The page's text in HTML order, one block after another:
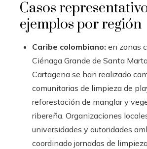
Casos
ejemplos por región
Caribe colombiano: en zonas
Ciénaga Grande de Santa
Cartagena se han realizado
comunitarias de limpieza de
reforestación de manglar y
ribereña. Organizaciones
universidades y autoridades
coordinado jornadas de